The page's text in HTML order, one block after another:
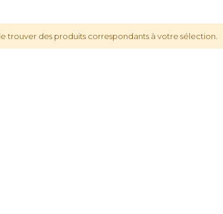
trouver des produits correspondants à votre sélection.